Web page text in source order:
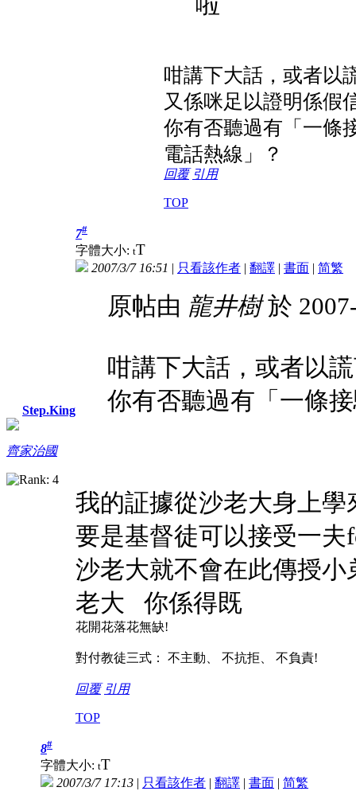
咁講下大話，或者以
又係咪足以證明係假
你有否聽過有「一條
電話熱線」？
回覆 引用
TOP
Step.King
齊家治國
7#
字體大小: tT
2007/3/7 16:51 | 只看該作者 | 翻譯 | 書面 | 简繁
原帖由 龍井樹於
咁講下大話，或者以
你有否聽過有「一條
我的証據從沙老大身上學
要是基督徒可以接受一夫
沙老大就不會在此傳授小
老大
你係得既
花開花落花無缺!
對付教徒三式： 不主動、 不抗拒、 不負責!
回覆 引用
TOP
8#
字體大小: tT
2007/3/7 17:13 | 只看該作者 | 翻譯 | 書面 | 简繁